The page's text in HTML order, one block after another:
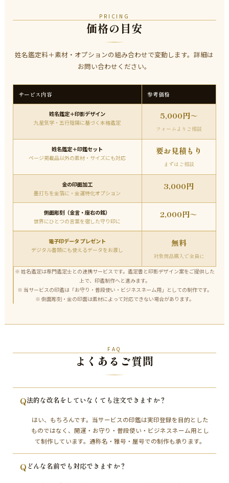
PRICING
価格の目安
姓名鑑定料＋素材・オプションの組み合わせで変動します。詳細は
お問い合わせください。
サービス内容 参考価格
姓名鑑定＋印影デザイン
九星気学・五行陰陽に基づく本格鑑定
5,000円～
フォームよりご相談
姓名鑑定＋印鑑セット
ページ掲載品以外の素材・サイズにも対応
要お見積もり
まずはご相談
金の印面加工
墨打ちを金箔に・金運特化オプション
3,000円
側面彫刻（金言・座右の銘）
世界にひとつの言葉を宿した守り印に
2,000円～
電子印データ プレゼント
デジタル書類にも使えるデータをお渡し
無料
対象商品購入で全員に
※ 姓名鑑定は専門鑑定士との連携サービスです。鑑定書と印影デザイン案をご提供した
上で、印鑑制作へと進みます。
※ 当サービスの印鑑は「お守り・普段使い・ビジネスネーム用」としての制作です。
※ 側面彫刻・金の印面は素材によって対応できない場合があります。
FAQ
よくあるご質問
Q法的な改名をしていなくても注文できますか？
はい、もちろんです。当サービスの印鑑は実印登録を目的とした
ものではなく、開運・お守り・普段使い・ビジネスネーム用とし
て制作しています。通称名・雅号・屋号での制作も承ります。
Q どんな名前でも対応できますか？